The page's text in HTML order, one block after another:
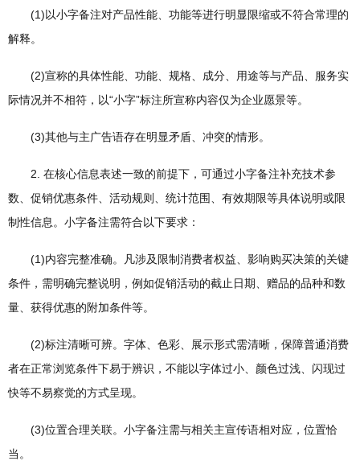
(1)以小字备注对产品性能、功能等进行明显限缩或不符合常理的
解释。
(2)宣称的具体性能、功能、规格、成分、用途等与产品、服务实
际情况并不相符，以“小字”标注所宣称内容仅为企业愿景等。
(3)其他与主广告语存在明显矛盾、冲突的情形。
2. 在核心信息表述一致的前提下，可通过小字备注补充技术参
数、促销优惠条件、活动规则、统计范围、有效期限等具体说明或限
制性信息。小字备注需符合以下要求：
(1)内容完整准确。凡涉及限制消费者权益、影响购买决策的关键
条件，需明确完整说明，例如促销活动的截止日期、赠品的品种和数
量、获得优惠的附加条件等。
(2)标注清晰可辨。字体、色彩、展示形式需清晰，保障普通消费
者在正常浏览条件下易于辨识，不能以字体过小、颜色过浅、闪现过
快等不易察觉的方式呈现。
(3)位置合理关联。小字备注需与相关主宣传语相对应，位置恰
当。